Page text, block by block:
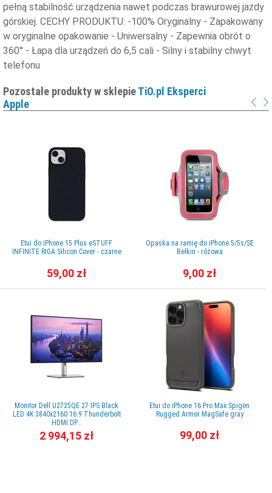
pełną stabilność urządzenia nawet podczas brawurowej jazdy
górskiej. CECHY PRODUKTU: -100% Oryginalny - Zapakowany
w oryginalne opakowanie - Uniwersalny - Zapewnia obrót o
360° - Łapa dla urządzeń do 6,5 cali - Silny i stabilny chwyt
telefonu
Pozostałe produkty w sklepieTiO.pl Eksperci
Apple
Etui do iPhone 15 Plus eSTUFF
INFINITE RIGA Silicon Cover - czarne
59,00 zł
Monitor Dell U2725QE 27 IPS Black
LED 4K 3840x2160 16:9 Thunderbolt
HDMI DP...
2 994,15 zł
Opaska na ramię do iPhone 5/5s/SE
Belkin - różowa
9,00 zł
Etui do iPhone 16 Pro Max Spigen
Rugged Armor MagSafe gray
99,00 zł